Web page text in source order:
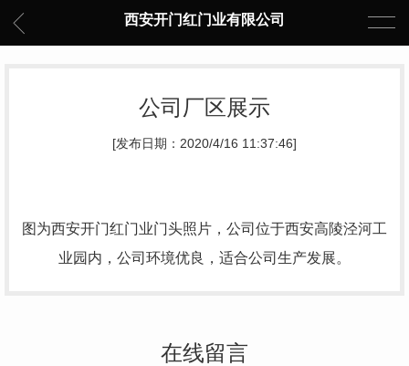
西安开门红门业有限公司
公司厂区展示
[发布日期：2020/4/16 11:37:46]
图为西安开门红门业门头照片，公司位于西安高陵泾河工
业园内，公司环境优良，适合公司生产发展。
在线留言